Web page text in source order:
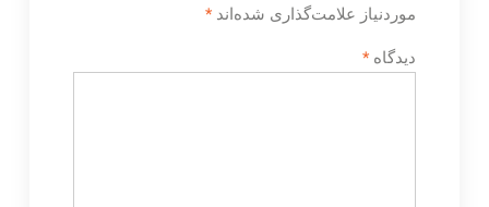
موردنیاز علامت‌گذاری شده‌اند *
دیدگاه *